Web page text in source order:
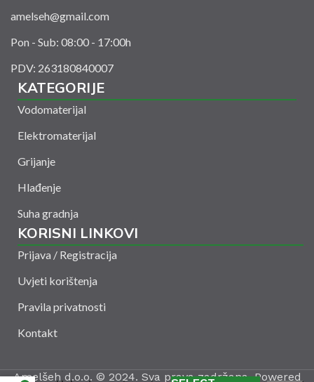
amelseh@gmail.com
Pon - Sub: 08:00 - 17:00h
PDV: 263180840007
KATEGORIJE
Vodomaterijal
Elektromaterijal
Grijanje
Hlađenje
Suha gradnja
KORISNI LINKOVI
Prijava / Registracija
Uvjeti korištenja
Pravila privatnosti
Kontakt
Amelšeh d.o.o. © 2024. Sva prava zadržana. Powered